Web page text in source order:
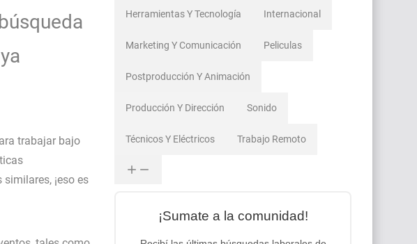
trabajar bajo
¡eso es
Herramientas Y Tecnología Internacional
Marketing Y Comunicación Peliculas
Postproducción Y Animación
Producción Y Dirección Sonido
Técnicos Y Eléctricos Trabajo Remoto
¡Sumate a la comunidad!